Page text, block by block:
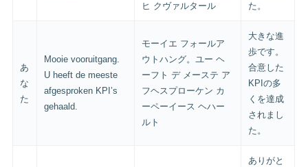
ヒ クヴァルタール
た。
あ
な
た
Mooie vooruitgang.
U heeft de meeste
afgesproken KPI’s
gehaald.
モーイエ フォールア
ウトハング。ユー ヘ
ーフト デ メーステ ア
フヘスプローケン カ
ーペーイース ヘハー
ルト
大きな進
歩です。
合意した
KPIの多
くを達成
されまし
た。
ありがと